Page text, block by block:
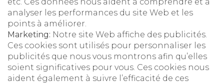
analyser les performances du site Web et les
points à améliorer.
Marketing: Notre site Web affiche des publicités.
Ces cookies sont utilisés pour personnaliser les
publicités que nous vous montrons afin qu’elles
soient significatives pour vous. Ces cookies nous
aident également à suivre l’efficacité de ces